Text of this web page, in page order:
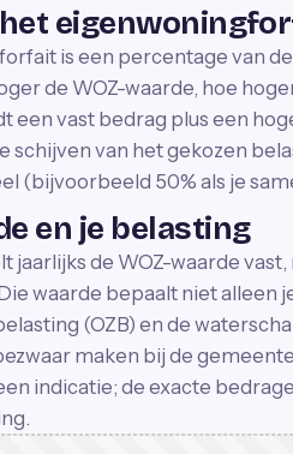
is een percentage van
de WOZ-waarde, hoe
een vast bedrag plus een
schijven van het gekozen
(bijvoorbeeld 50% als je
en je belasting
jaarlijks de WOZ-waarde
waarde bepaalt niet alleen
(OZB) en de
maken bij de
indicatie; de exacte